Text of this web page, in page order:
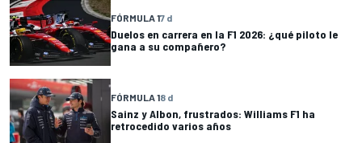
FÓRMULA 17 d
Duelos en carrera en la F1 2026: ¿qué piloto le
gana a su compañero?
FÓRMULA 18 d
Sainz y Albon, frustrados: Williams F1 ha
retrocedido varios años